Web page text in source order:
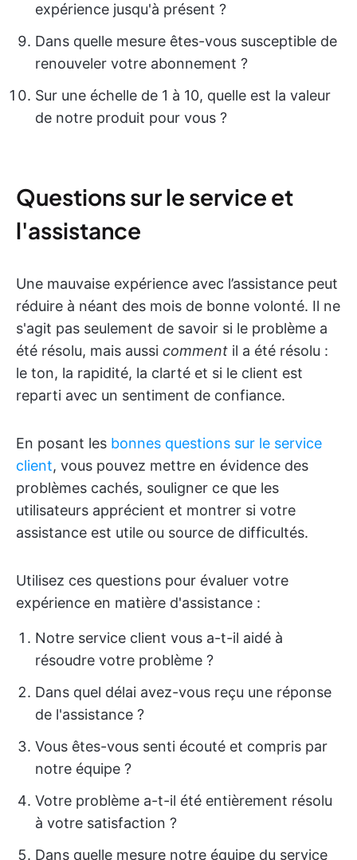
expérience jusqu'à présent ?
Dans quelle mesure êtes-vous susceptible de
renouveler votre abonnement ?
Sur une échelle de 1 à 10, quelle est la valeur
de notre produit pour vous ?
Questions sur le service et
l'assistance
Une mauvaise expérience avec l’assistance peut
réduire à néant des mois de bonne volonté. Il ne
s'agit pas seulement de savoir si le problème a
été résolu, mais aussi comment il a été résolu :
le ton, la rapidité, la clarté et si le client est
reparti avec un sentiment de confiance.
En posant les bonnes questions sur le service
client, vous pouvez mettre en évidence des
problèmes cachés, souligner ce que les
utilisateurs apprécient et montrer si votre
assistance est utile ou source de difficultés.
Utilisez ces questions pour évaluer votre
expérience en matière d'assistance :
Notre service client vous a-t-il aidé à
résoudre votre problème ?
Dans quel délai avez-vous reçu une réponse
de l'assistance ?
Vous êtes-vous senti écouté et compris par
notre équipe ?
Votre problème a-t-il été entièrement résolu
à votre satisfaction ?
Dans quelle mesure notre équipe du service